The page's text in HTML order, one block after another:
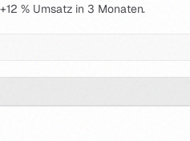
% Umsatz in 3 Monaten.